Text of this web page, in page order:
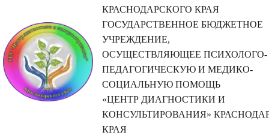
КРАСНОДАРСКОГО КРАЯ
ГОСУДАРСТВЕННОЕ БЮДЖЕТНОЕ
УЧРЕЖДЕНИЕ,
ОСУЩЕСТВЛЯЮЩЕЕ ПСИХОЛОГО-
ПЕДАГОГИЧЕСКУЮ И МЕДИКО-
СОЦИАЛЬНУЮ ПОМОЩЬ
«ЦЕНТР ДИАГНОСТИКИ И
КОНСУЛЬТИРОВАНИЯ»
КРАЯ